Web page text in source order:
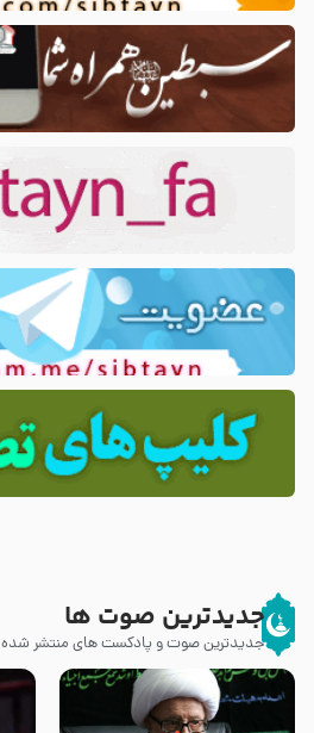
جدیدترین صوت ها
جدیدترین صوت و پادکست های منتشر شده